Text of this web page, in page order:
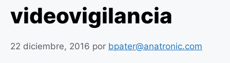
videovigilancia
22 diciembre, 2016 por bpater@anatronic.com